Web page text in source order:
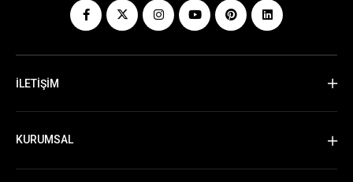
İLETİŞİM
KURUMSAL